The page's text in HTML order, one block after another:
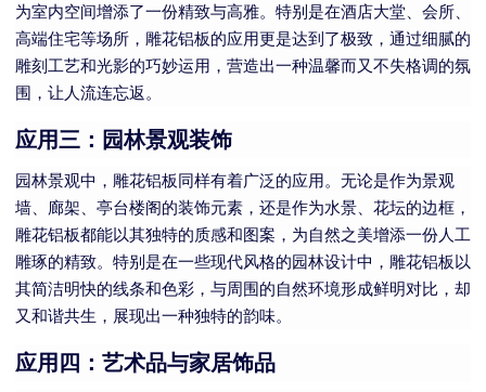
为室内空间增添了一份精致与高雅。特别是在酒店大堂、会所、
高端住宅等场所，雕花铝板的应用更是达到了极致，通过细腻的
雕刻工艺和光影的巧妙运用，营造出一种温馨而又不失格调的氛
围，让人流连忘返。
应用三：园林景观装饰
园林景观中，雕花铝板同样有着广泛的应用。无论是作为景观
墙、廊架、亭台楼阁的装饰元素，还是作为水景、花坛的边框，
雕花铝板都能以其独特的质感和图案，为自然之美增添一份人工
雕琢的精致。特别是在一些现代风格的园林设计中，雕花铝板以
其简洁明快的线条和色彩，与周围的自然环境形成鲜明对比，却
又和谐共生，展现出一种独特的韵味。
应用四：艺术品与家居饰品